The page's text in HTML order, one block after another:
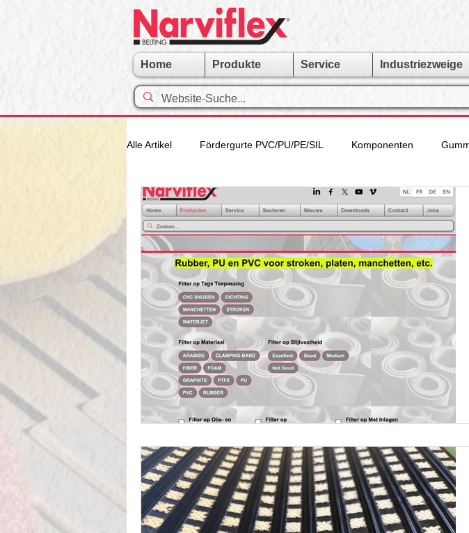
Home Produkte Service Industriezweige
Alle Artikel Fördergurte PVC/PU/PE/SIL Komponenten
Narviflex-Gruppe Rindus Service
Modular Fördergurt Metal Förderbänder Rubber & Plastics